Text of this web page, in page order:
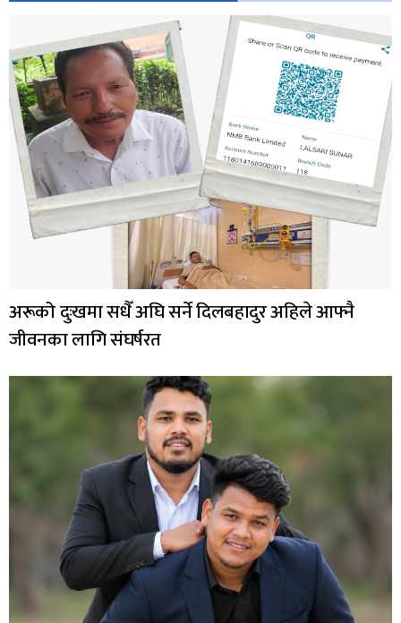
अरूको दुःखमा सधैँ अघि सर्ने दिलबहादुर अहिले आफ्नै
जीवनका लागि संघर्षरत